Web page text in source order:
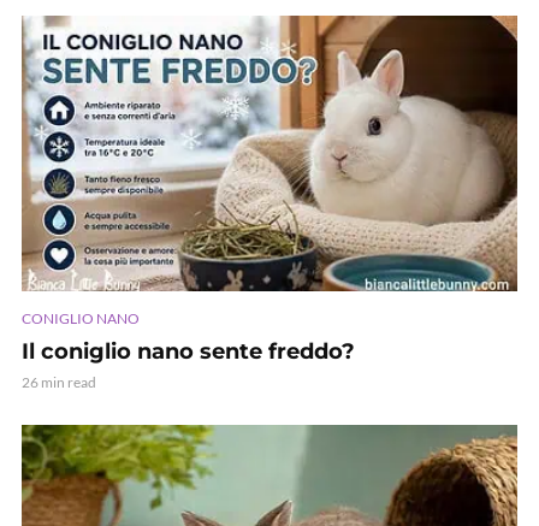
CONIGLIO NANO
Il coniglio nano sente freddo?
26 min read